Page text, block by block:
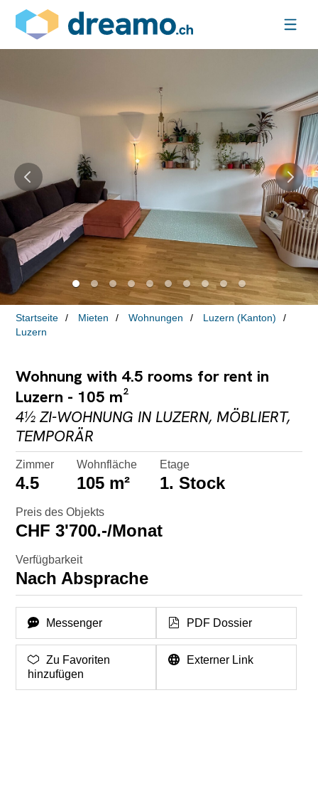
Startseite Mieten Wohnungen
Luzern (Kanton)
Luzern
Wohnung with 4.5 rooms for rent in
Luzern - 105 m²
4½ ZI-WOHNUNG IN LUZERN, MÖBLIERT,
TEMPORÄR
Zimmer
4.5
Wohnfläche
105 m²
Etage
1. Stock
Preis des Objekts
CHF 3'700.-/Monat
Verfügbarkeit
Nach Absprache
Messenger PDF Dossier
Zu Favoriten
hinzufügen
Externer Link